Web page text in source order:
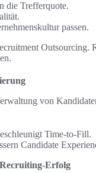
die Trefferquote.
passen.
Outsourcing.
von
Time-to-Fill.
Candidate
Erfolg